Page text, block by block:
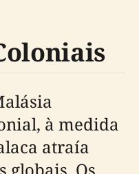
à medida
atraía